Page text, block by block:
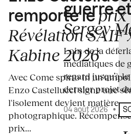
remporte le prix
Révélation SAIF
Kabine 2026
Avec Come spirto in
Enzo Castellucci signe une
l'isolement devient matière
photographique.
prix...
guerre
Sergey
Loin de la
médiatiques de
regard jusqu’à
dernier projet
04 août 2026 •